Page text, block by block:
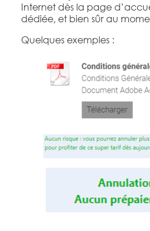
Internet dès la page
dédiée, et bien sûr au
Quelques exemples :